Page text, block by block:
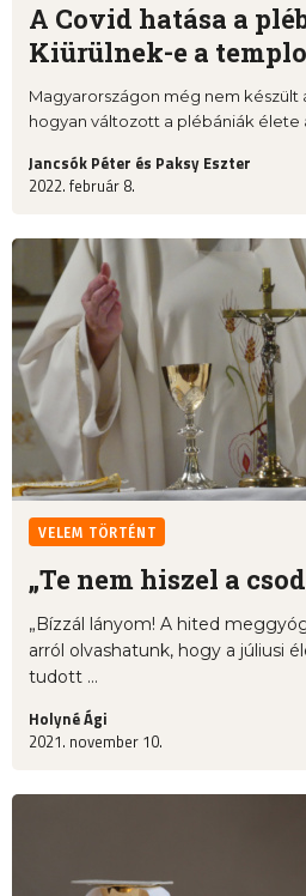
A Covid hatása a
Kiürülnek-e a
Magyarországon még nem készült
hogyan változott a plébániák élete a
Jancsók Péter és Paksy Eszter
2022. február 8.
VELEM TÖRTÉNT
„Te nem hiszel a
„Bízzál lányom! A hited
arról olvashatunk, hogy a júliusi
tudott ...
Holyné Ági
2021. november 10.